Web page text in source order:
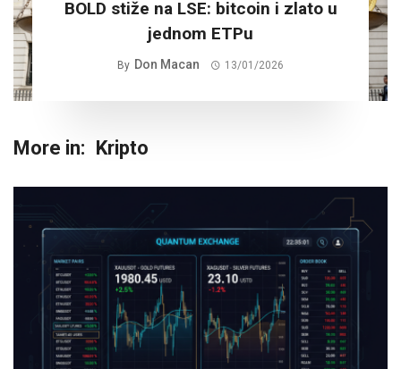
BOLD stiže na LSE: bitcoin i zlato u
jednom ETPu
By Don Macan 13/01/2026
More in: Kripto